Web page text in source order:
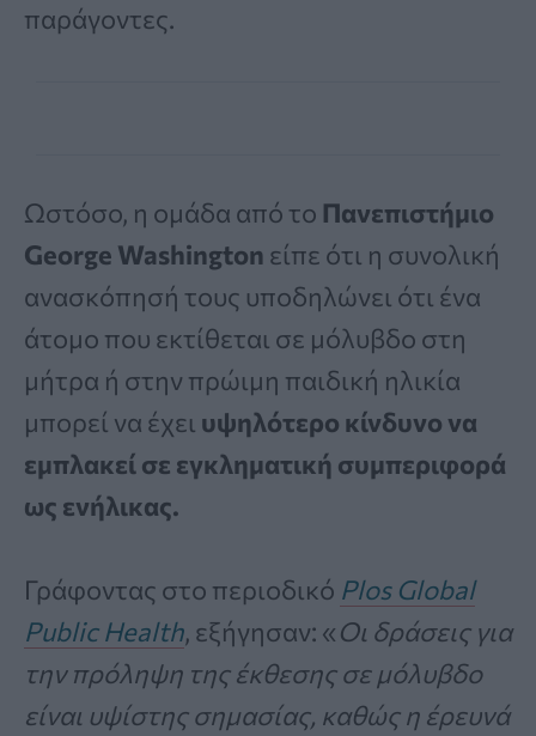
παράγοντες.
Ωστόσο, η ομάδα από το Πανεπιστήμιο
George Washington είπε ότι η συνολική
ανασκόπησή τους υποδηλώνει ότι ένα
άτομο που εκτίθεται σε μόλυβδο στη
μήτρα ή στην πρώιμη παιδική ηλικία
μπορεί να έχει υψηλότερο κίνδυνο να
εμπλακεί σε εγκληματική συμπεριφορά
ως ενήλικας.
Γράφοντας στο περιοδικό Plos Global
Public Health, εξήγησαν: «Οι δράσεις για
την πρόληψη της έκθεσης σε μόλυβδο
είναι υψίστης σημασίας, καθώς η έρευνά